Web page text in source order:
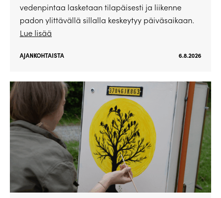
vedenpintaa lasketaan tilapäisesti ja liikenne
padon ylittävällä sillalla keskeytyy päiväsaikaan.
Lue lisää
AJANKOHTAISTA 6.8.2026